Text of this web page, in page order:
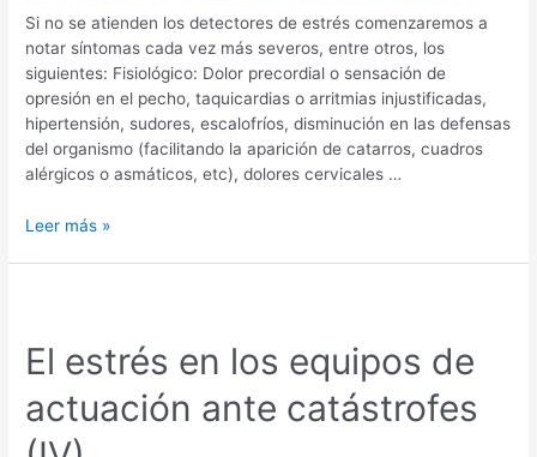
Si no se atienden los detectores de estrés comenzaremos a
notar síntomas cada vez más severos, entre otros, los
siguientes: Fisiológico: Dolor precordial o sensación de
opresión en el pecho, taquicardias o arritmias injustificadas,
hipertensión, sudores, escalofríos, disminución en las defensas
del organismo (facilitando la aparición de catarros, cuadros
alérgicos o asmáticos, etc), dolores cervicales …
Leer más »
El estrés en los equipos de
actuación ante catástrofes